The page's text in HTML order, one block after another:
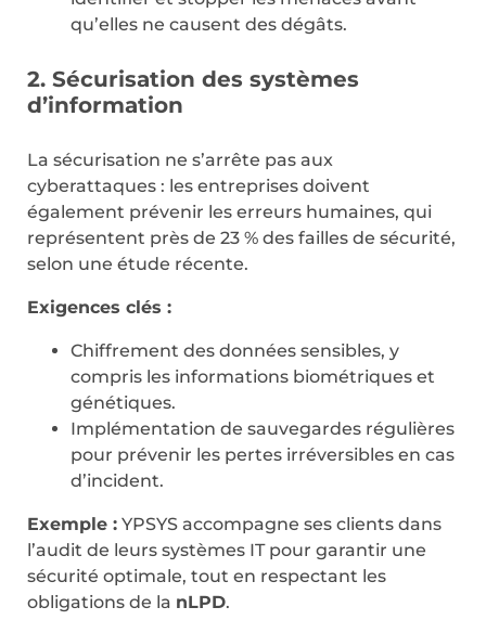
qu’elles ne causent des dégâts.
2. Sécurisation des systèmes
d’information
La sécurisation ne s’arrête pas aux
cyberattaques : les entreprises doivent
également prévenir les erreurs humaines, qui
représentent près de 23 % des failles de sécurité,
selon une étude récente.
Exigences clés :
Chiffrement des données sensibles, y
compris les informations biométriques et
génétiques.
Implémentation de sauvegardes régulières
pour prévenir les pertes irréversibles en cas
d’incident.
Exemple : YPSYS accompagne ses clients dans
l’audit de leurs systèmes IT pour garantir une
sécurité optimale, tout en respectant les
obligations de la nLPD.